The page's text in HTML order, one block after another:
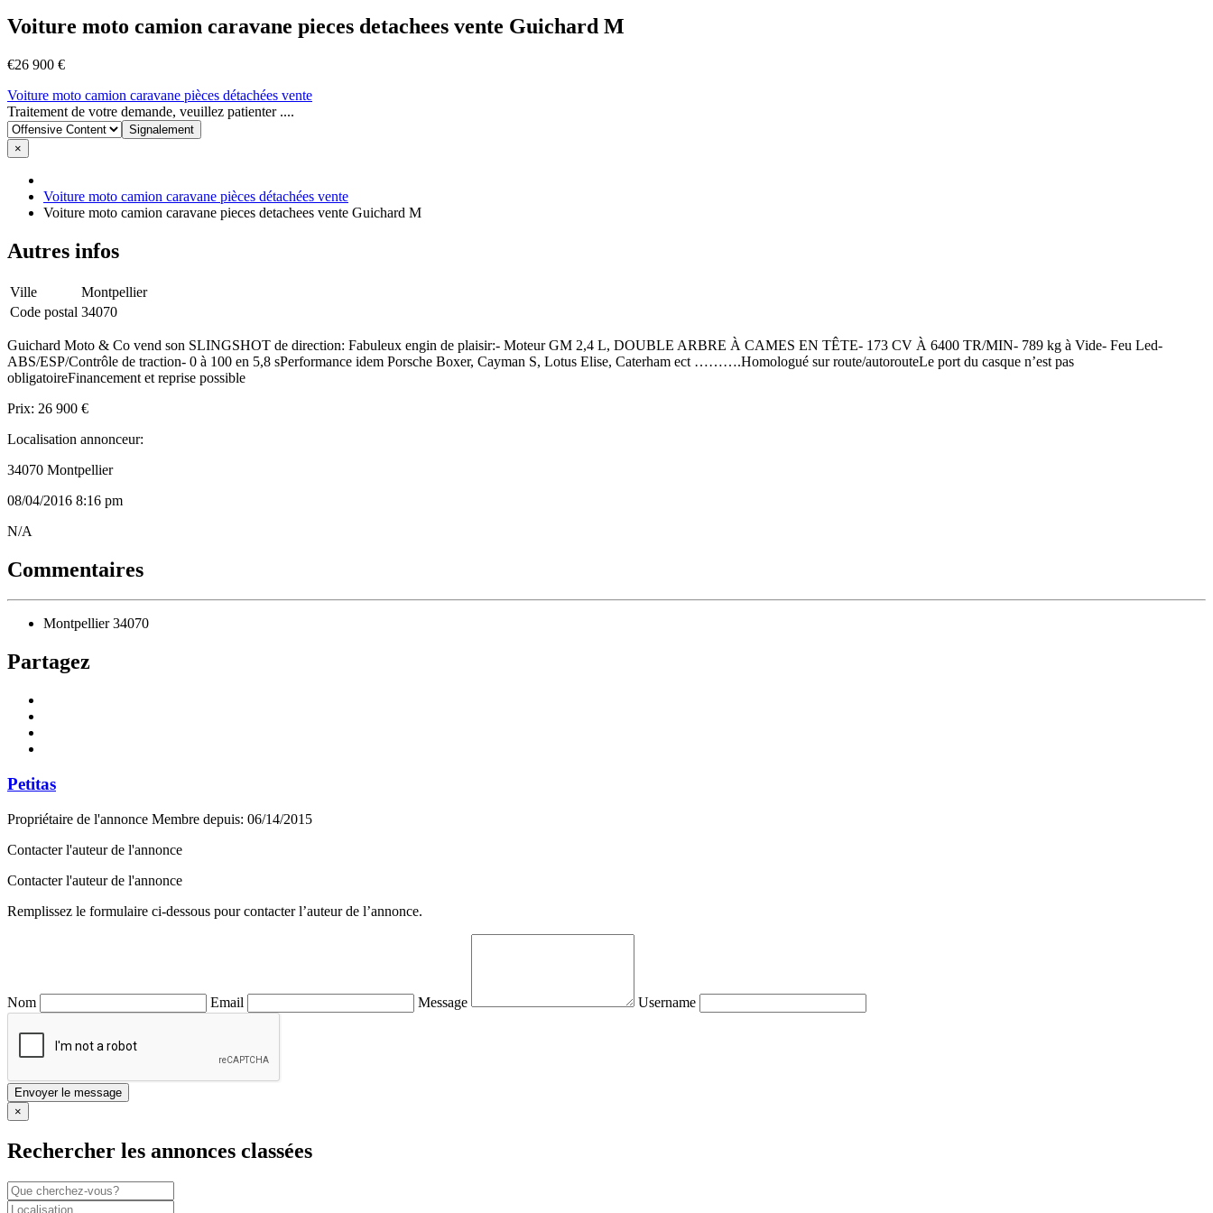
Voiture moto camion caravane pieces detachees vente Guichard M
€26 900 €
Voiture moto camion caravane pièces détachées vente
Signaler
un
problème
Traitement de votre demande, veuillez patienter ....
×
Voiture moto camion caravane pièces détachées vente
Voiture moto camion caravane pieces detachees vente Guichard M
Autres infos
Ville
Montpellier
Code postal 34070
Guichard Moto & Co vend son SLINGSHOT de direction: Fabuleux engin de plaisir:- Moteur GM 2,4 L, DOUBLE ARBRE À CAMES EN TÊTE- 173 CV À 6400 TR/MIN- 789 kg à Vide- Feu Led-
ABS/ESP/Contrôle de traction- 0 à 100 en 5,8 sPerformance idem Porsche Boxer, Cayman S, Lotus Elise, Caterham ect ……….Homologué sur route/autorouteLe port du casque n’est pas
obligatoireFinancement et reprise possible
Prix: 26 900 €
Localisation annonceur:
34070 Montpellier
08/04/2016 8:16 pm
Listing
N/A
Commentaires
Montpellier 34070
Partagez
Petitas
Propriétaire de l'annonce Membre depuis: 06/14/2015
Contacter l'auteur de l'annonce
Contacter l'auteur de l'annonce
Remplissez le formulaire ci-dessous pour contacter l’auteur de l’annonce.
Nom Email Message Username
×
Rechercher les annonces classées